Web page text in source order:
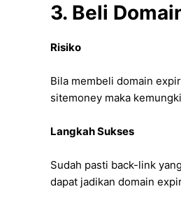
3. Beli
Risiko
Bila membeli domain
sitemoney maka
Langkah Sukses
Sudah pasti back-link
dapat jadikan domain